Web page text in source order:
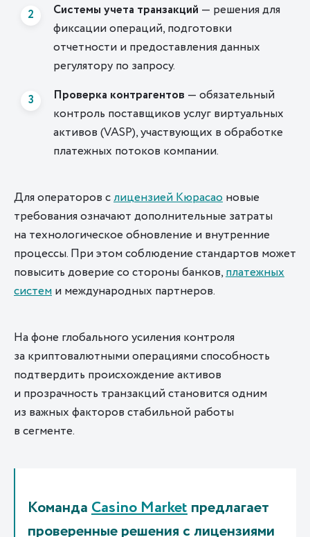
Системы учета транзакций — решения для
фиксации операций, подготовки
отчетности и предоставления данных
регулятору по запросу.
Проверка контрагентов — обязательный
контроль поставщиков услуг виртуальных
активов (VASP), участвующих в обработке
платежных потоков компании.
Для операторов слицензией Кюрасао новые
требования означают дополнительные затраты
на технологическое обновление и внутренние
процессы. При этом соблюдение стандартов может
повысить доверие со стороны банков,платежных
систем и международных партнеров.
На фоне глобального усиления контроля
за криптовалютными операциями способность
подтвердить происхождение активов
и прозрачность транзакций становится одним
из важных факторов стабильной работы
в сегменте.
КомандаCasino Marketпредлагает
проверенные решения с лицензиями